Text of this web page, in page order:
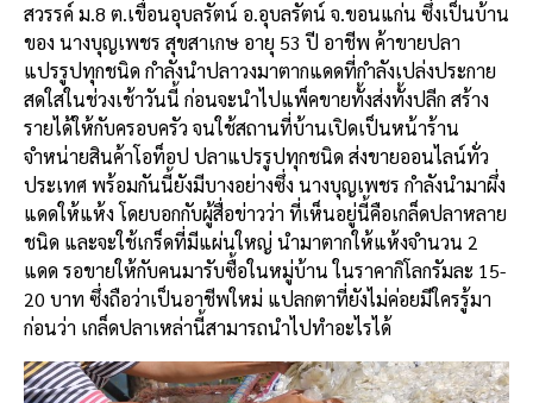
สวรรค์ ม.8 ต.เขื่อนอุบลรัตน์ อ.อุบลรัตน์ จ.ขอนแก่น ซึ่งเป็นบ้าน
ของ นางบุญเพชร สุขสาเกษ อายุ 53 ปี อาชีพ ค้าขายปลา
แปรรูปทุกชนิด กำลังนำปลาวงมาตากแดดที่กำลังเปล่งประกาย
สดใสในช่วงเช้าวันนี้ ก่อนจะนำไปแพ็คขายทั้งส่งทั้งปลีก สร้าง
รายได้ให้กับครอบครัว จนใช้สถานที่บ้านเปิดเป็นหน้าร้าน
จำหน่ายสินค้าโอท็อป ปลาแปรรูปทุกชนิด ส่งขายออนไลน์ทั่ว
ประเทศ พร้อมกันนี้ยังมีบางอย่างซึ่ง นางบุญเพชร กำลังนำมาผึ่ง
แดดให้แห้ง โดยบอกกับผู้สื่อข่าวว่า ที่เห็นอยู่นี้คือเกล็ดปลาหลาย
ชนิด และจะใช้เกร็ดที่มีแผ่นใหญ่ นำมาตากให้แห้งจำนวน 2
แดด รอขายให้กับคนมารับซื้อในหมู่บ้าน ในราคากิโลกรัมละ 15-
20 บาท ซึ่งถือว่าเป็นอาชีพใหม่ แปลกตาที่ยังไม่ค่อยมีใครรู้มา
ก่อนว่า เกล็ดปลาเหล่านี้สามารถนำไปทำอะไรได้